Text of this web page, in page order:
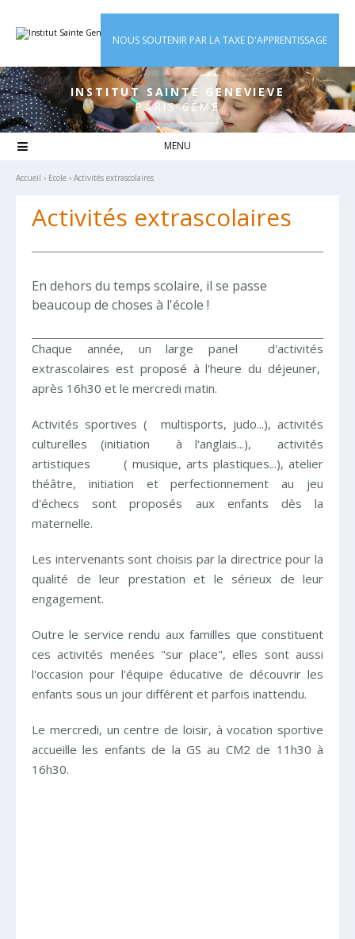
contenu.
la
navigation
INSTITUT SAINTE GENEVIEVE
PARIS 6ÈME
NOUS SOUTENIR PAR LA TAXE D'APPRENTISSAGE

Accueil › Ecole › Activités extrascolaires
Activités extrascolaires
En dehors du temps scolaire, il se passe
beaucoup de choses à l'école !
Chaque année, un large panel d'activités
extrascolaires est proposé à l'heure du déjeuner,
après 16h30 et le mercredi matin.
Activités sportives ( multisports, judo...), activités
culturelles (initiation à l'anglais...), activités
artistiques ( musique, arts plastiques...), atelier
théâtre, initiation et perfectionnement au jeu
d'échecs sont proposés aux enfants dès la
maternelle.
Les intervenants sont choisis par la directrice pour la
qualité de leur prestation et le sérieux de leur
engagement.
Outre le service rendu aux familles que constituent
ces activités menées "sur place", elles sont aussi
l'occasion pour l'équipe éducative de découvrir les
enfants sous un jour différent et parfois inattendu.
Le mercredi, un centre de loisir, à vocation sportive
accueille les enfants de la GS au CM2 de 11h30 à
16h30.